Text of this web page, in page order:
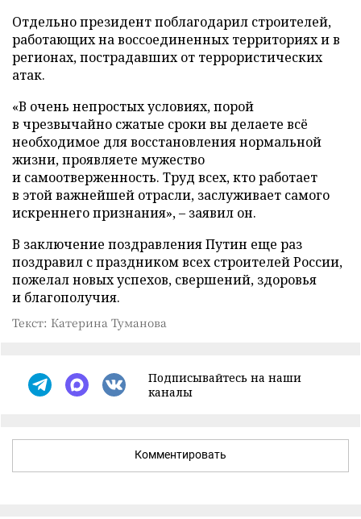
Отдельно президент поблагодарил строителей,
работающих на воссоединенных территориях и в
регионах, пострадавших от террористических
атак.
«В очень непростых условиях, порой
в чрезвычайно сжатые сроки вы делаете всё
необходимое для восстановления нормальной
жизни, проявляете мужество
и самоотверженность. Труд всех, кто работает
в этой важнейшей отрасли, заслуживает самого
искреннего признания», – заявил он.
В заключение поздравления Путин еще раз
поздравил с праздником всех строителей России,
пожелал новых успехов, свершений, здоровья
и благополучия.
Текст: Катерина Туманова
Подписывайтесь на наши
каналы
Комментировать